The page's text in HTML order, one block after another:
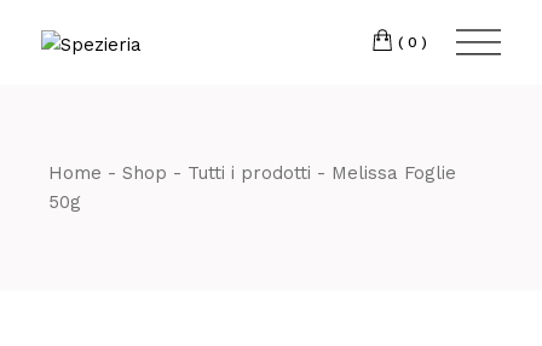
(0)
Home Shop Tutti i prodotti
Melissa Foglie
50g
Telefono